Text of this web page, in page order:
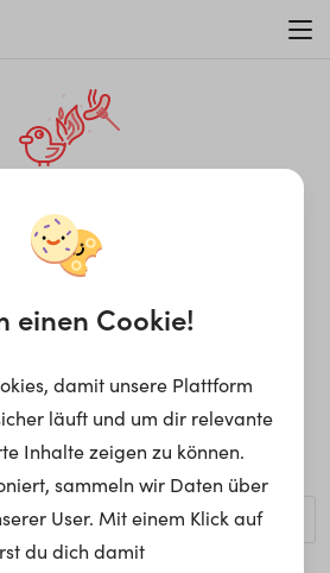
Seite nicht
gefunden.
Seite kann nicht gefunden werden.
bestimmten Begriff suchen?
einen Cookie!
damit unsere Plattform
läuft und um dir relevante
Inhalte zeigen zu können.
sammeln wir Daten über
User. Mit einem Klick auf
du dich damit